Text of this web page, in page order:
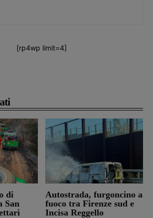
di
San
Autostrada, furgoncino a
fuoco tra Firenze sud e
Incisa Reggello
[rp4wp limit=4]